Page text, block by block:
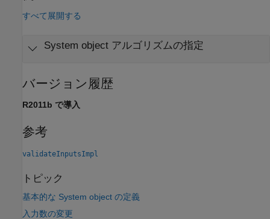
すべて展開する
System object アルゴリズムの指定
バージョン履歴
R2011b で導入
参考
validateInputsImpl
トピック
基本的な System object の定義
入力数の変更